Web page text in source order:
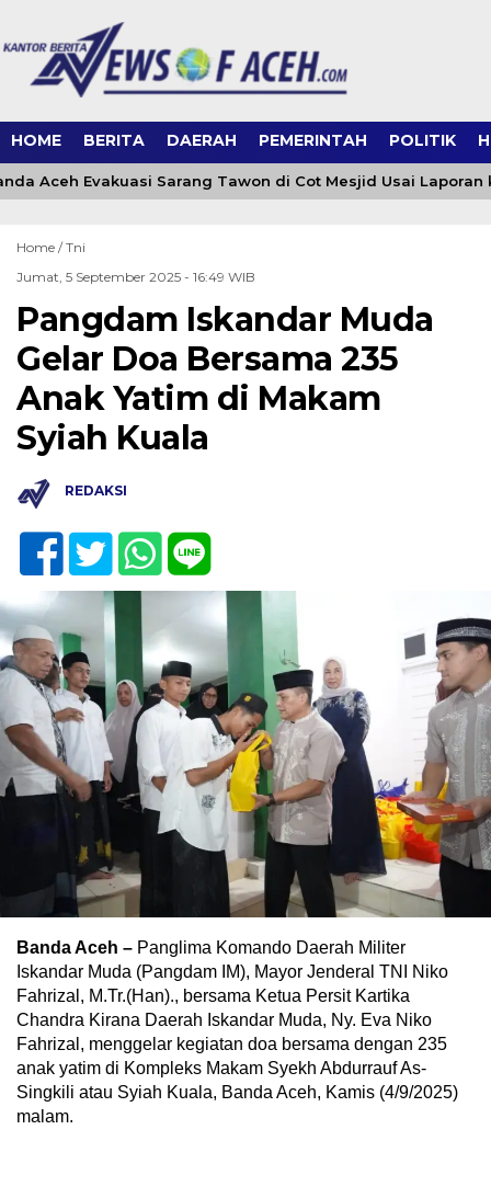
HOME BERITA DAERAH PEMERINTAH POLITIK
Aceh Evakuasi Sarang Tawon di Cot Mesjid Usai Laporan ke
Home /Tni
Jumat, 5 September 2025 - 16:49 WIB
Pangdam Iskandar Muda
Gelar Doa Bersama 235
Anak Yatim di Makam
Syiah Kuala
REDAKSI
Banda Aceh – Panglima Komando Daerah Militer
Iskandar Muda (Pangdam IM), Mayor Jenderal TNI Niko
Fahrizal, M.Tr.(Han)., bersama Ketua Persit Kartika
Chandra Kirana Daerah Iskandar Muda, Ny. Eva Niko
Fahrizal, menggelar kegiatan doa bersama dengan 235
anak yatim di Kompleks Makam Syekh Abdurrauf As-
Singkili atau Syiah Kuala, Banda Aceh, Kamis (4/9/2025)
malam.